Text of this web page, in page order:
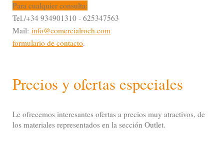
Para cualquier consulta:
Tel./+34 934901310 - 625347563
Mail: info@comercialroch.com
formulario de contacto.
Precios y ofertas especiales
Le ofrecemos interesantes ofertas a precios muy atractivos, de
los materiales representados en la sección Outlet.